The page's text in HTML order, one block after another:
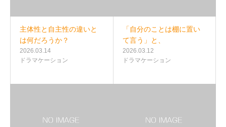
主体性と自主性の違いと
は何だろうか？
2026.03.14
ドラマケーション
「自分のことは棚に置い
て言う」と、
2026.03.12
ドラマケーション